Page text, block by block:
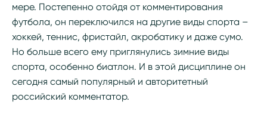
мере. Постепенно отойдя от комментирования
футбола, он переключился на другие виды спорта –
хоккей, теннис, фристайл, акробатику и даже сумо.
Но больше всего ему приглянулись зимние виды
спорта, особенно биатлон. И в этой дисциплине он
сегодня самый популярный и авторитетный
российский комментатор.